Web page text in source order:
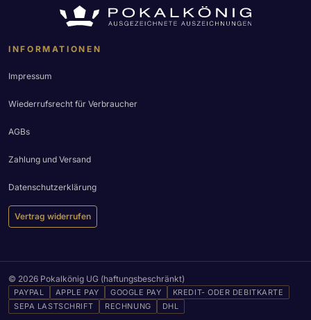
INFORMATIONEN
Impressum
Wiederrufsrecht für Verbraucher
AGBs
Zahlung und Versand
Datenschutzerklärung
Vertrag widerrufen
© 2026 Pokalkönig UG (haftungsbeschränkt)
PAYPAL APPLE PAY GOOGLE PAY
KREDIT- ODER DEBITKARTE
SEPA LASTSCHRIFT
RECHNUNG DHL